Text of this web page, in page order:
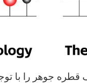
قطره جوهر را با